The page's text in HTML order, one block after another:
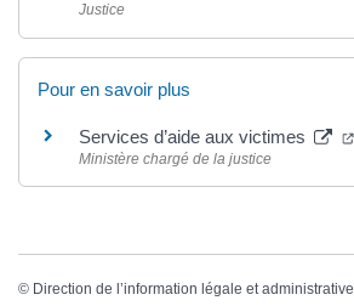
Justice
Pour en savoir plus
Services d’aide aux victimes
Ministère chargé de la justice
© Direction de l’information légale et administrative